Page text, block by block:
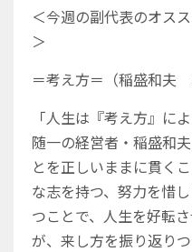
＜今週の副代表のオス
＞
＝考え方＝（稲盛和夫
「人生は『考え方』に
随一の経営者・稲盛和
とを正しいままに貫く
な志を持つ、努力を惜
つことで、人生を好転
が、来し方を振り返り